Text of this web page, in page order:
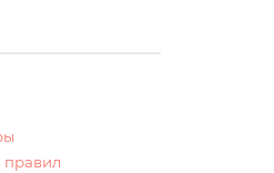
правил